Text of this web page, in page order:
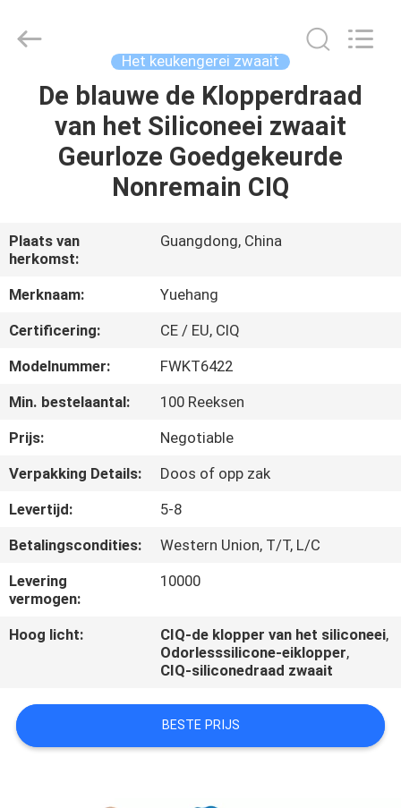
HUIS
PRODUCTEN
ONS
FABRIEKSREIS
KWALITEITSCONTROLE
CONTACTEER
ONS
VERZOEK
EEN
CITAAT
siliconekeuken
Leverancier.
Het keukengerei zwaait
De blauwe de Klopperdraad
van het Siliconeei zwaait
Geurloze Goedgekeurde
Nonremain CIQ
Plaats van
herkomst:
Guangdong, China
Merknaam:
Yuehang
Certificering:
CE / EU, CIQ
Modelnummer:
FWKT6422
Min. bestelaantal:
100 Reeksen
Prijs:
Negotiable
Verpakking Details:
Doos of opp zak
Levertijd:
5-8
Betalingscondities:
Western Union, T/T, L/C
Levering
vermogen:
10000
Hoog licht: CIQ-de klopper van het siliconeei,
Odorlesssilicone-eiklopper,
CIQ-siliconedraad zwaait
BESTE PRIJS